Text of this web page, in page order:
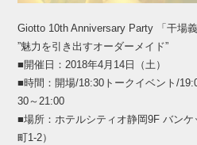
Giotto 10th Anniversary Party 「干場
”魅力を引き出すオーダーメイド”
■開催日：2018年4月14日（土）
■時間：開場/18:30トークイベント/
30～21:00
■場所：ホテルシティオ静岡9F バン
町1-2）